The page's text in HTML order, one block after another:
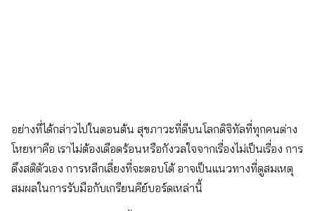
อย่างที่ได้กล่าวไปในตอนต้น สุขภาวะที่ดีบนโลกดิจิทัลที่ทุกคนต่าง
โหยหาคือ เราไม่ต้องเดือดร้อนหรือกังวลใจจากเรื่องไม่เป็นเรื่อง การ
ดึงสติตัวเอง การหลีกเลี่ยงที่จะตอบโต้ อาจเป็นแนวทางที่ดูสมเหตุ
สมผลในการรับมือกับเกรียนคีย์บอร์ดเหล่านี้